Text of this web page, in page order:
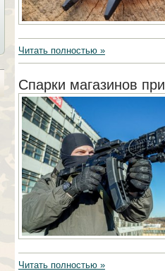
Читать полностью »
Спарки магазинов
Читать полностью »